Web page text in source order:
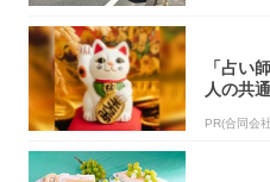
「占い
人の共
PR(合同会